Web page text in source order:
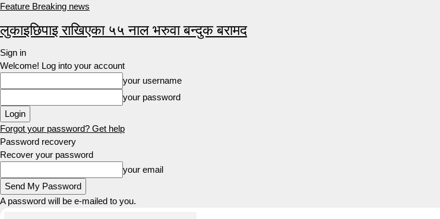
Feature Breaking news
लुकाइछिपाइ राखिएका ५५ नाल भरुवा बन्दुक बरामद
Sign in
Welcome! Log into your account
your username
your password
Forgot your password? Get help
Password recovery
Recover your password
your email
A password will be e-mailed to you.